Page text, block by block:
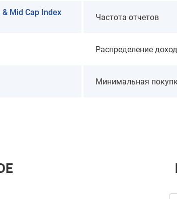
Mid Cap Index
Частота отчетов
Распределение
Минимальная